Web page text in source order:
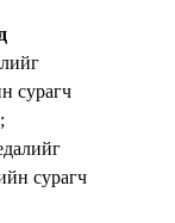
сурагч
сурагч